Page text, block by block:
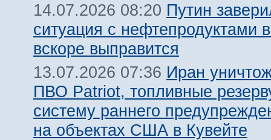
14.07.2026 08:20 Путин
ситуация с нефтепродуктами
вскоре выправится
13.07.2026 07:36 Иран
ПВО Patriot, топливные
систему раннего
на объектах США в Кувейте